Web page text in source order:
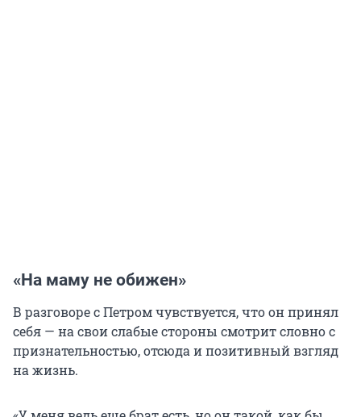
«На маму не обижен»
В разговоре с Петром чувствуется, что он принял
себя — на свои слабые стороны смотрит словно с
признательностью, отсюда и позитивный взгляд
на жизнь.